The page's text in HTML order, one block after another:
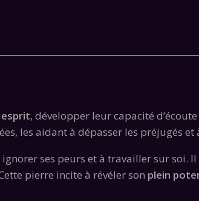
, développer leur capacité
les aidant à dépasser les préjugés
ses peurs et à travailler sur soi.
pierre incite à révéler son plein